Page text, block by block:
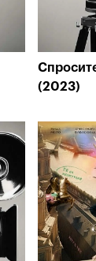
(2023)